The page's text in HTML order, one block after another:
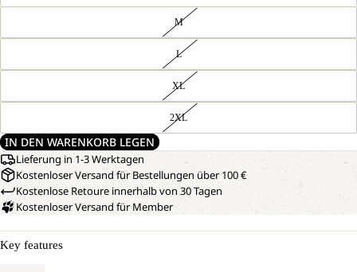
M
L
XL
2XL
IN DEN WARENKORB LEGEN
Lieferung in 1-3 Werktagen
Kostenloser Versand für Bestellungen über 100 €
Kostenlose Retoure innerhalb von 30 Tagen
Kostenloser Versand für Member
Key features